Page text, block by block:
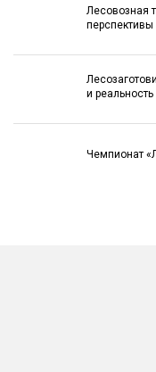
Лесовозная
и
Чемпионат